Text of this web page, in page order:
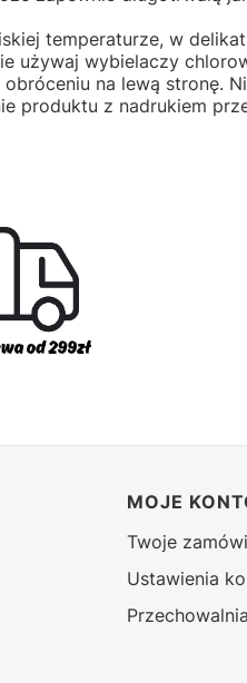
temperaturze, w
używaj wybielaczy
na lewą stronę.
produktu z nadrukiem
MOJE
Twoje
Ustawienia
Przechowalnia